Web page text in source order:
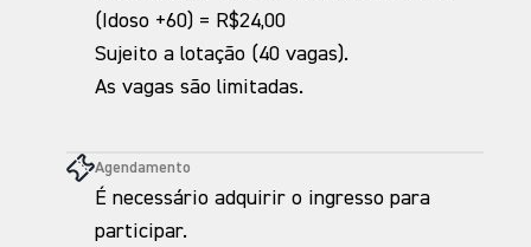
(Idoso +60) = R$24,00
Sujeito a lotação (40 vagas).
As vagas são limitadas.
Agendamento
É necessário adquirir o ingresso para
participar.